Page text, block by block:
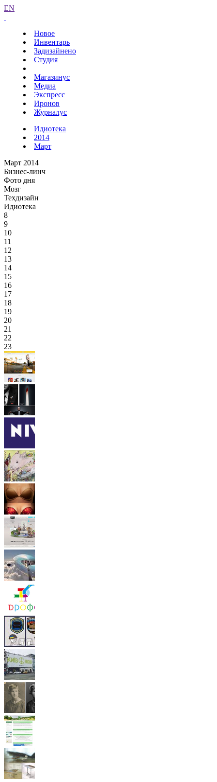
EN
Новое
Инвентарь
Задизайнено
Студия
Магазинус
Медиа
Экспресс
Иронов
Журналус
Идиотека
2014
Март
Март 2014
Бизнес-линч
Фото дня
Мозг
Техдизайн
Идиотека
8
9
10
11
12
13
14
15
16
17
18
19
20
21
22
23